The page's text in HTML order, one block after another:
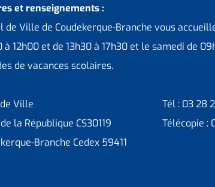
et renseignements :
de Ville de Coudekerque-Branche vous
à 12h00 et de 13h30 à 17h30 et le samedi de
de vacances scolaires.
Ville
la République CS30119
Branche Cedex 59411
Tél : 03 28
Télécopie :